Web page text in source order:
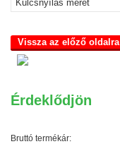
Kulcsnyílás méret
Vissza az előző oldalra
Érdeklődjön
Bruttó termékár: